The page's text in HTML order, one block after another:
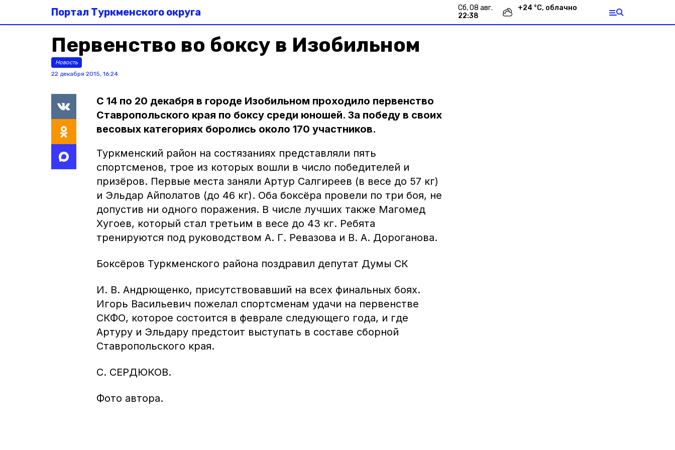
Портал Туркменского округа
сб, 08 авг.
22:38
+24 °С, облачно
Первенство во боксу в Изобильном
Новость
22 декабря 2015, 16:24
С 14 по 20 декабря в городе Изобильном проходило первенство
Ставропольского края по боксу среди юношей. За победу в своих
весовых категориях боролись около 170 участников.
Туркменский район на состязаниях представляли пять
спортсменов, трое из которых вошли в число победителей и
призёров. Первые места заняли Артур Салгиреев (в весе до 57 кг)
и Эльдар Айполатов (до 46 кг). Оба боксёра провели по три боя, не
допустив ни одного поражения. В числе лучших также Магомед
Хугоев, который стал третьим в весе до 43 кг. Ребята
тренируются под руководством А. Г. Ревазова и В. А. Дороганова.
Боксёров Туркменского района поздравил депутат Думы СК
И. В. Андрющенко, присутствовавший на всех финальных боях.
Игорь Васильевич пожелал спортсменам удачи на первенстве
СКФО, которое состоится в феврале следующего года, и где
Артуру и Эльдару предстоит выступать в составе сборной
Ставропольского края.
С. СЕРДЮКОВ.
Фото автора.